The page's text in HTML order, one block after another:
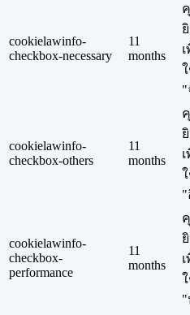
cookielawinfo-
checkbox-necessary
11
months
"
cookielawinfo-
checkbox-others
11
months
"
cookielawinfo-
checkbox-
performance
11
months
"